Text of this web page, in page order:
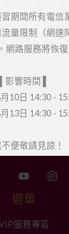
期間所有電信
量限制（網速
網路服務將恢復
影響時間
10日 14:30 -
13日 14:30 -
便敬請見諒！
聯絡我們
g.com
選單
服務專區